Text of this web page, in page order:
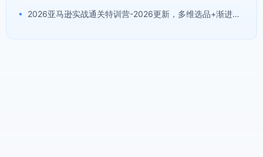
• 2026亚马逊实战通关特训营-2026更新，多维选品+渐进式打法+AI应用，从0到1打造盈利店铺